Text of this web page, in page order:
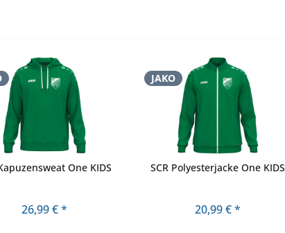
One KIDS
26,99 € *
JAKO
SCR Polyesterjacke One KIDS
20,99 € *